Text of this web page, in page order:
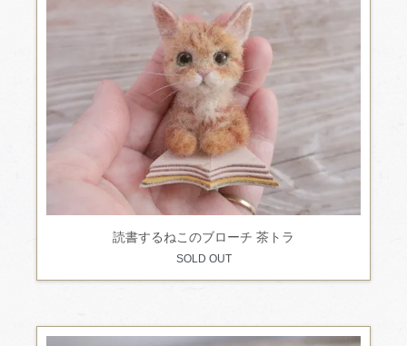
読書するねこのブローチ 茶トラ
SOLD OUT